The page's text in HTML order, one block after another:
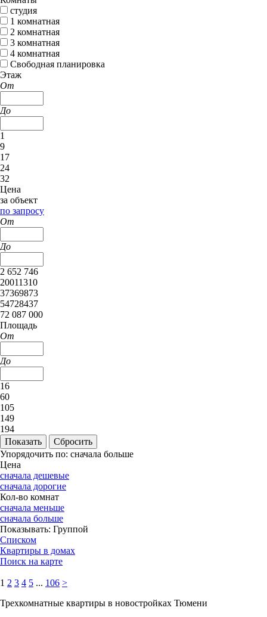
студия
1 комнатная
2 комнатная
3 комнатная
4 комнатная
Свободная планировка
Этаж
От
До
1
9
17
24
32
Цена
за объект
по запросу
От
До
2 652 746
20011310
37369873
54728437
72 087 000
Площадь
От
До
16
60
105
149
194
Упорядочить по: сначала больше
Цена
сначала дешевые
сначала дорогие
Кол-во комнат
сначала меньше
сначала больше
Показывать: Группой
Списком
Квартиры в домах
Поиск на карте
1 2 3 4 5 ... 106 >
Трехкомнатные квартиры в новостройках Тюмени